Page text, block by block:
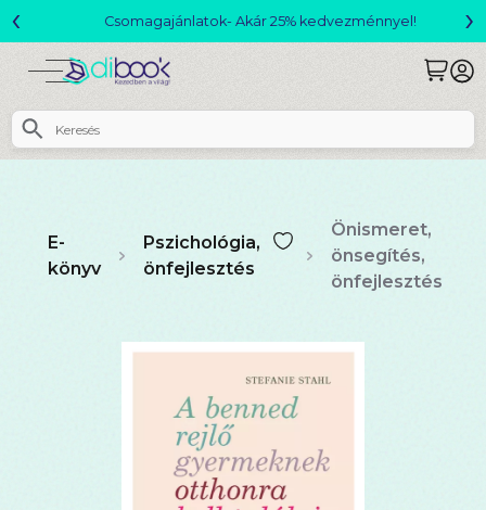
Csomagajánlatok- Akár 25% kedvezménnyel!
‹ ›
E-
könyv
Pszichológia,
önfejlesztés
Önismeret,
önsegítés,
önfejlesztés